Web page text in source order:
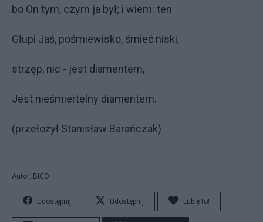
bo On tym, czym ja był; i wiem: ten
Głupi Jaś, pośmiewisko, śmieć niski,
strzęp, nic - jest diamentem,
Jest nieśmiertelny diamentem.
(przełożył Stanisław Barańczak)
Autor: BICO
Udostępnij Udostępnij Lubię to!